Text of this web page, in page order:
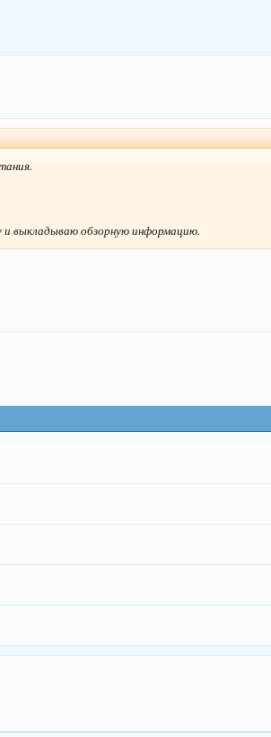
выкладываю обзорную информацию.